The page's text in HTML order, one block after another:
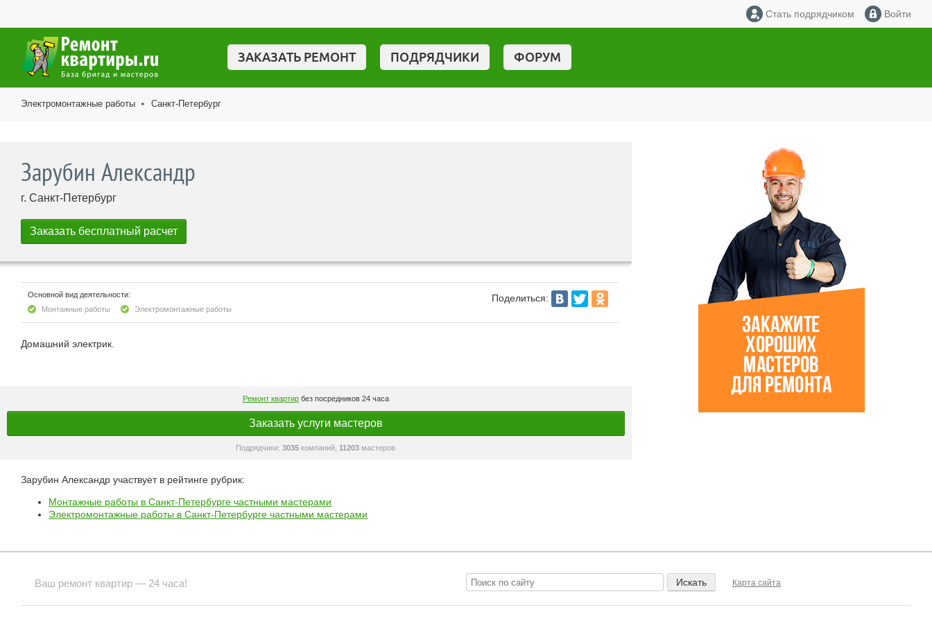
Стать подрядчиком Войти
ЗАКАЗАТЬ РЕМОНТ ПОДРЯДЧИКИ ФОРУМ
Электромонтажные работы ► Санкт-Петербург
Зарубин Александр
г. Санкт-Петербург
Основной вид деятельности:
Монтажные работы
Электромонтажные работы
Поделиться:
Домашний электрик.
Ремонт квартирбез посредников 24 часа
Заказать услуги мастеров
Подрядчики:3035 компаний, 11203 мастеров
Зарубин Александр участвует в рейтинге рубрик:
Монтажные работы в Санкт-Петербурге частными мастерами
Электромонтажные работы в Санкт-Петербурге частными мастерами
Ваш ремонт квартир — 24 часа! Карта сайта